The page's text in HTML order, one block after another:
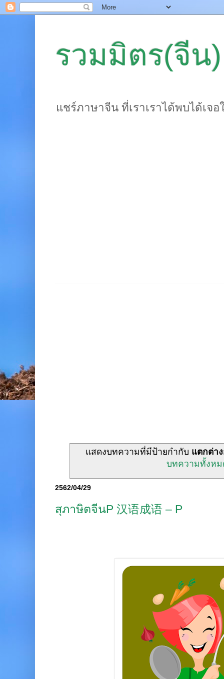
รวมมิตร(จีน)
แชร์ภาษาจีน ที่เราเราได้พบได้เจ
แสดงบทความที่มีป้ายกำกับ แตกต่า
บทความทั้งห
2562/04/29
สุภาษิตจีนP 汉语成语 – P